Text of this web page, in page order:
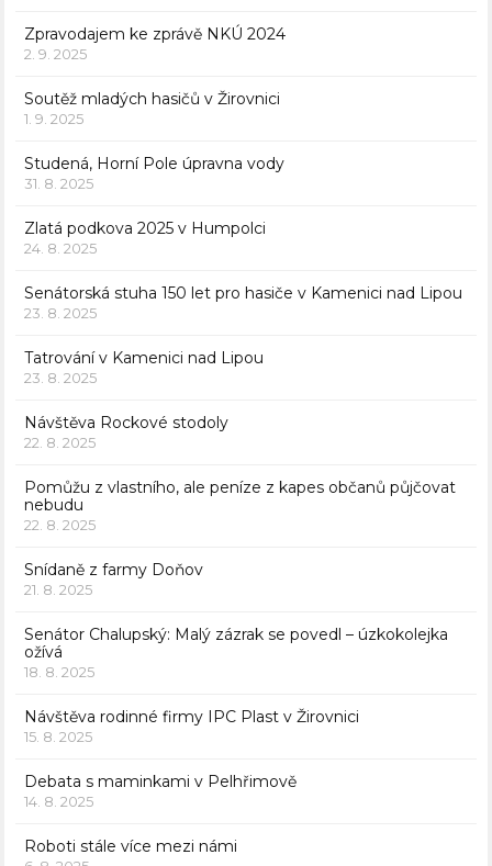
Zpravodajem ke zprávě NKÚ 2024
2. 9. 2025
Soutěž mladých hasičů v Žirovnici
1. 9. 2025
Studená, Horní Pole úpravna vody
31. 8. 2025
Zlatá podkova 2025 v Humpolci
24. 8. 2025
Senátorská stuha 150 let pro hasiče v Kamenici nad Lipou
23. 8. 2025
Tatrování v Kamenici nad Lipou
23. 8. 2025
Návštěva Rockové stodoly
22. 8. 2025
Pomůžu z vlastního, ale peníze z kapes občanů půjčovat
nebudu
22. 8. 2025
Snídaně z farmy Doňov
21. 8. 2025
Senátor Chalupský: Malý zázrak se povedl – úzkokolejka
ožívá
18. 8. 2025
Návštěva rodinné firmy IPC Plast v Žirovnici
15. 8. 2025
Debata s maminkami v Pelhřimově
14. 8. 2025
Roboti stále více mezi námi